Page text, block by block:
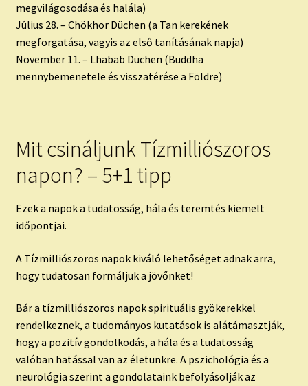
megvilágosodása és halála)
Július 28. – Chökhor Düchen (a Tan kerekének
megforgatása, vagyis az első tanításának napja)
November 11. – Lhabab Düchen (Buddha
mennybemenetele és visszatérése a Földre)
Mit csináljunk Tízmilliószoros
napon? – 5+1 tipp
Ezek a napok a tudatosság, hála és teremtés kiemelt
időpontjai.
A Tízmilliószoros napok kiváló lehetőséget adnak arra,
hogy tudatosan formáljuk a jövőnket!
Bár a tízmilliószoros napok spirituális gyökerekkel
rendelkeznek, a tudományos kutatások is alátámasztják,
hogy a pozitív gondolkodás, a hála és a tudatosság
valóban hatással van az életünkre. A pszichológia és a
neurológia szerint a gondolataink befolyásolják az